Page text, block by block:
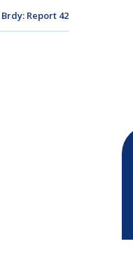
Report 42